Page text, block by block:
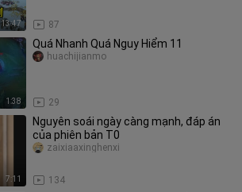
13:47 87
1:38
Quá Nhanh Quá Nguy Hiểm 11
29
huachijianmo
7:11
Nguyên soái ngày càng mạnh, đáp án
của phiên bản T0
134
zaixiaaxinghenxi